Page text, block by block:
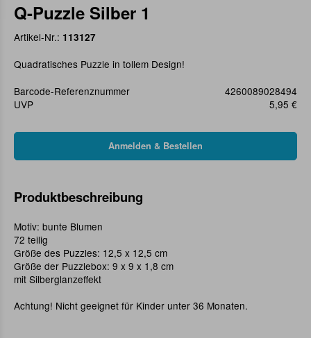
Q-Puzzle Silber 1
Artikel-Nr.: 113127
Quadratisches Puzzle in tollem Design!
Barcode-Referenznummer
4260089028494
UVP
5,95 €
Produktbeschreibung
Motiv: bunte Blumen
72 teilig
Größe des Puzzles: 12,5 x 12,5 cm
Größe der Puzzlebox: 9 x 9 x 1,8 cm
mit Silberglanzeffekt
Achtung! Nicht geeignet für Kinder unter 36 Monaten.